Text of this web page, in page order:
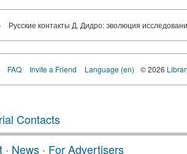
Русские контакты Д. Дидро: эволюция
FAQ Invite a Friend Language (en) © 2026
Contacts
· News · For Advertisers